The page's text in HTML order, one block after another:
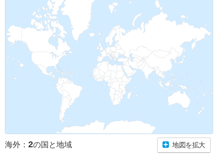
海外： 2の国と地域 地図を拡大